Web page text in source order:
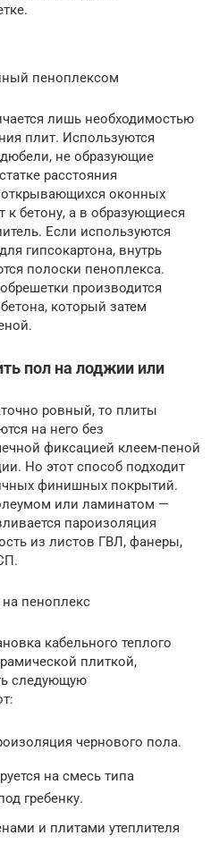
пеноплексом
лишь необходимостью
плит. Используются
не образующие
расстояния
открывающихся оконных
к бетону, а в образующиеся
Если используются
гипсокартона, внутрь
полоски пеноплекса.
производится
который затем
пол на лоджии или
ровный, то плиты
на него без
фиксацией клеем-пеной
Но этот способ подходит
финишных покрытий.
или ламинатом —
пароизоляция
из листов ГВЛ, фанеры,
пеноплекс
кабельного теплого
плиткой,
следующую
чернового пола.
на смесь типа
гребенку.
и плитами утеплителя